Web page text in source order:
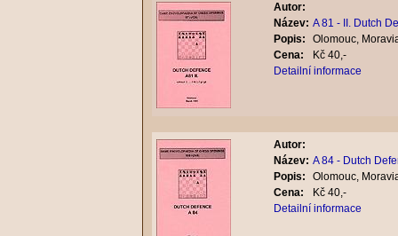
Autor:
Název: A 81 - II. Dutch
Popis:
Olomouc,
Cena:
Kč 40,-
Detailní informace
Autor:
Název: A 84 - Dutch
Popis:
Olomouc,
Cena:
Kč 40,-
Detailní informace